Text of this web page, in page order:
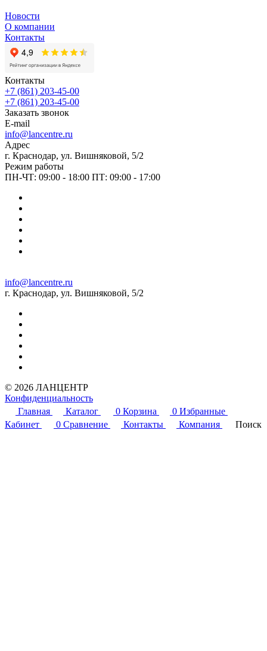
Новости
О компании
Контакты
Контакты
+7 (861) 203-45-00
+7 (861) 203-45-00
Заказать звонок
E-mail
info@lancentre.ru
Адрес
г. Краснодар, ул. Вишняковой, 5/2
Режим работы
ПН-ЧТ: 09:00 - 18:00 ПТ: 09:00 - 17:00
info@lancentre.ru
г. Краснодар, ул. Вишняковой, 5/2
© 2026 ЛАНЦЕНТР
Конфиденциальность
Главная
Каталог 0 Корзина 0 Избранные
Кабинет
0 Сравнение Контакты Компания Поиск